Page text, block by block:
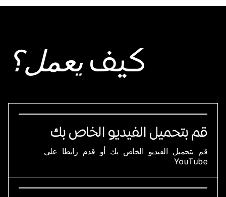
كيفيعمل؟
قم بتحميل الفيديو الخاص بك
قم بتحميل الفيديو الخاص بك أو قدم رابطا على
YouTube